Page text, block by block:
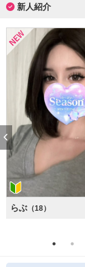
新人紹介
らぶ （18）